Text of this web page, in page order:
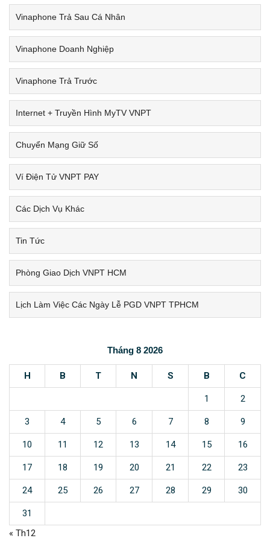
Vinaphone Trả Sau Cá Nhân
Vinaphone Doanh Nghiệp
Vinaphone Trả Trước
Internet + Truyền Hình MyTV VNPT
Chuyển Mạng Giữ Số
Ví Điện Tử VNPT PAY
Các Dịch Vụ Khác
Tin Tức
Phòng Giao Dịch VNPT HCM
Lịch Làm Việc Các Ngày Lễ PGD VNPT TPHCM
Tháng 8 2026
H B T N S B C
1 2
3 4 5 6 7 8 9
10 11 12 13 14 15 16
17 18 19 20 21 22 23
24 25 26 27 28 29 30
31
« Th12